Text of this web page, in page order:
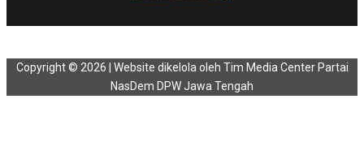
Copyright © 2026 | Website dikelola oleh Tim Media Center Partai
NasDem DPW Jawa Tengah